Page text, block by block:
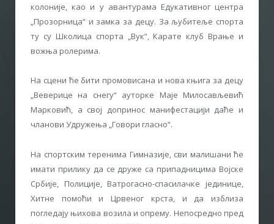
колоније, као и у авантурама Едукативног центра
„Прозорница“ и замка за децу. За љубитеље спорта
ту су Школица спорта „Вук“, Карате клуб Врање и
вожња ролерима.
На сцени ће бити промовисана и нова књига за децу
„Веверице на снегу“ ауторке Маје Милосављевић
Марковић, а свој допринос манифестацији даће и
чланови Удружења „Говори гласно“.
На спортским теренима Гимназије, сви малишани ће
имати прилику да се друже са припадницима Војске
Србије, Полиције, Ватрогасно-спасилачке јединице,
Хитне помоћи и Црвеног крста, и да изблиза
погледају њихова возила и опрему. Непосредно пред